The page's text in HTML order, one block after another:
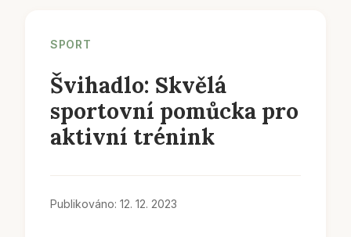
SPORT
Švihadlo: Skvělá
sportovní pomůcka pro
aktivní trénink
Publikováno: 12. 12. 2023